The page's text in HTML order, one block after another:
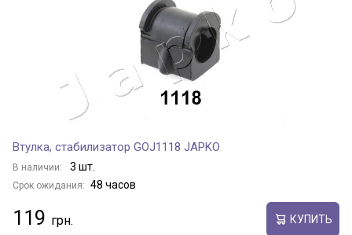
Втулка, стабилизатор GOJ1118 JAPKO
В наличии: 3 шт.
Срок ожидания: 48 часов
119 КУПИТЬ